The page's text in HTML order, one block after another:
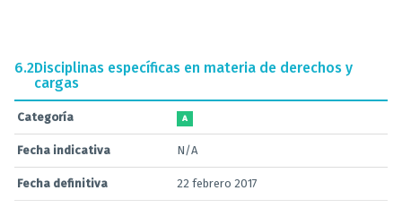
6.2Disciplinas específicas en materia de derechos y
cargas
Categoría A
Fecha indicativa N/A
Fecha definitiva 22 febrero 2017